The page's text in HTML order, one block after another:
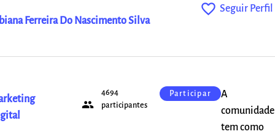
Ferreira Do Nascimento Silva
favorite_outline Seguir Perfil
people
4694
participantes
Participar
A
comunidade
tem como